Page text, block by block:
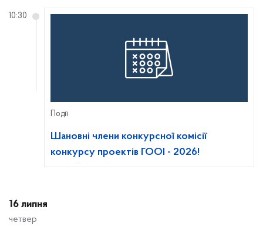
Події
Шановні члени конкурсної комісії
конкурсу проектів ГООІ - 2026!
10:30
16 липня
четвер